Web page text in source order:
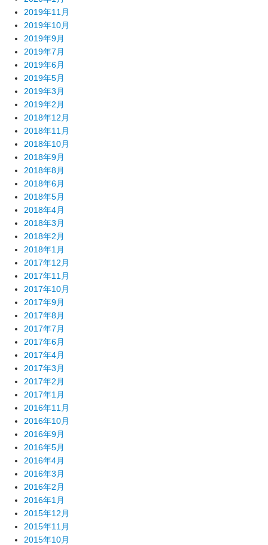
2019年11月
2019年10月
2019年9月
2019年7月
2019年6月
2019年5月
2019年3月
2019年2月
2018年12月
2018年11月
2018年10月
2018年9月
2018年8月
2018年6月
2018年5月
2018年4月
2018年3月
2018年2月
2018年1月
2017年12月
2017年11月
2017年10月
2017年9月
2017年8月
2017年7月
2017年6月
2017年4月
2017年3月
2017年2月
2017年1月
2016年11月
2016年10月
2016年9月
2016年5月
2016年4月
2016年3月
2016年2月
2016年1月
2015年12月
2015年11月
2015年10月